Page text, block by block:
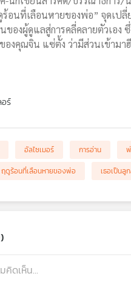
ร้อนที่เลือนหายของพ่อ” จุดเป
องผู้ดูแลสู่การคลี่คลายตัวเอง
องคุณจิน แซ่ตั้ง ว่ามีส่วนเข้ามา
ร์
อัลไซเมอร์ การอ่าน
ฤดูร้อนที่เลือนหายของพ่อ เธอเป็นลู
)